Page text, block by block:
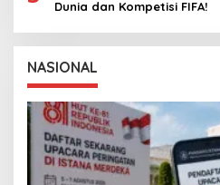
Dunia dan Kompetisi FIFA!
NASIONAL